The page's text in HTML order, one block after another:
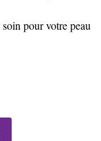
pour votre peau